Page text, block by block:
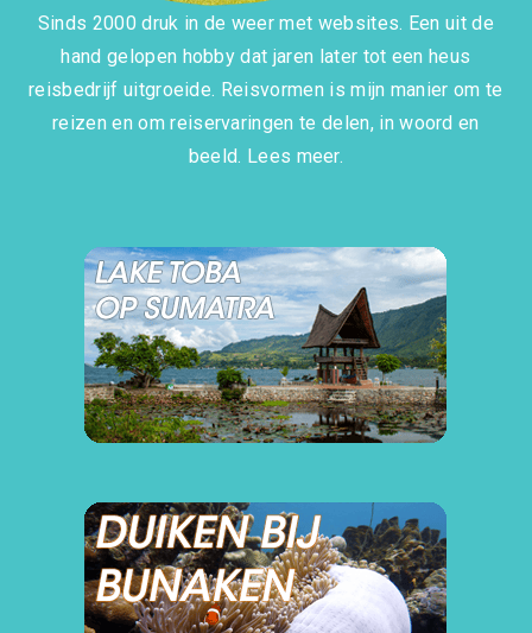
Sinds 2000 druk in de weer met websites. Een uit de
hand gelopen hobby dat jaren later tot een heus
reisbedrijf uitgroeide. Reisvormen is mijn manier om te
reizen en om reiservaringen te delen, in woord en
beeld. Lees meer.